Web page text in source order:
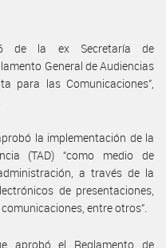
de la ex Secretaría de
General de Audiencias
para las Comunicaciones”,
la implementación de la
(TAD) “como medio de
a través de la
de presentaciones,
entre otros”.
aprobó el Reglamento de